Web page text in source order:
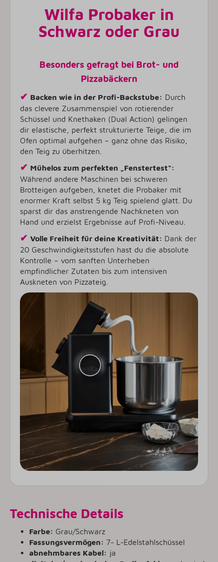
Wilfa Probaker in
Schwarz oder Grau
Besonders gefragt bei Brot- und
Pizzabäckern
✔ Backen wie in der Profi-Backstube: Durch
das clevere Zusammenspiel von rotierender
Schüssel und Knethaken (Dual Action) gelingen
dir elastische, perfekt strukturierte Teige, die im
Ofen optimal aufgehen – ganz ohne das Risiko,
den Teig zu überhitzen.
✔ Mühelos zum perfekten „Fenstertest“:
Während andere Maschinen bei schweren
Brotteigen aufgeben, knetet die Probaker mit
enormer Kraft selbst 5 kg Teig spielend glatt. Du
sparst dir das anstrengende Nachkneten von
Hand und erzielst Ergebnisse auf Profi-Niveau.
✔ Volle Freiheit für deine Kreativität: Dank der
20 Geschwindigkeitsstufen hast du die absolute
Kontrolle – vom sanften Unterheben
empfindlicher Zutaten bis zum intensiven
Auskneten von Pizzateig.
Technische Details
Farbe: Grau/Schwarz
Fassungsvermögen: 7- L-Edelstahlschüssel
abnehmbares Kabel: ja